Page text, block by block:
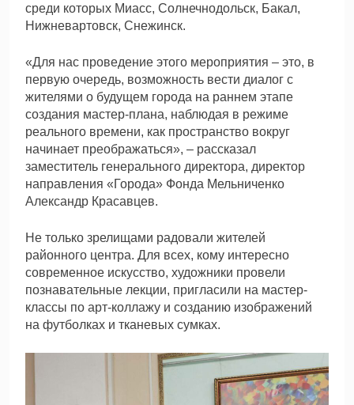
среди которых Миасс, Солнечнодольск, Бакал,
Нижневартовск, Снежинск.
«Для нас проведение этого мероприятия – это, в
первую очередь, возможность вести диалог с
жителями о будущем города на раннем этапе
создания мастер-плана, наблюдая в режиме
реального времени, как пространство вокруг
начинает преображаться», – рассказал
заместитель генерального директора, директор
направления «Города» Фонда Мельниченко
Александр Красавцев.
Не только зрелищами радовали жителей
районного центра. Для всех, кому интересно
современное искусство, художники провели
познавательные лекции, пригласили на мастер-
классы по арт-коллажу и созданию изображений
на футболках и тканевых сумках.